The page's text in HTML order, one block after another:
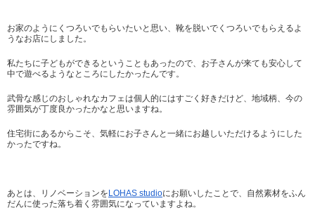
お家のようにくつろいでもらいたいと思い、靴を脱いでくつろいでもらえるよ
うなお店にしました。
私たちに子どもができるということもあったので、お子さんが来ても安心して
中で遊べるようなところにしたかったんです。
武骨な感じのおしゃれなカフェは個人的にはすごく好きだけど、地域柄、今の
雰囲気が丁度良かったかなと思いますね。
住宅街にあるからこそ、気軽にお子さんと一緒にお越しいただけるようにした
かったですね。
あとは、リノベーションをLOHAS studioにお願いしたことで、自然素材をふん
だんに使った落ち着く雰囲気になっていますよね。